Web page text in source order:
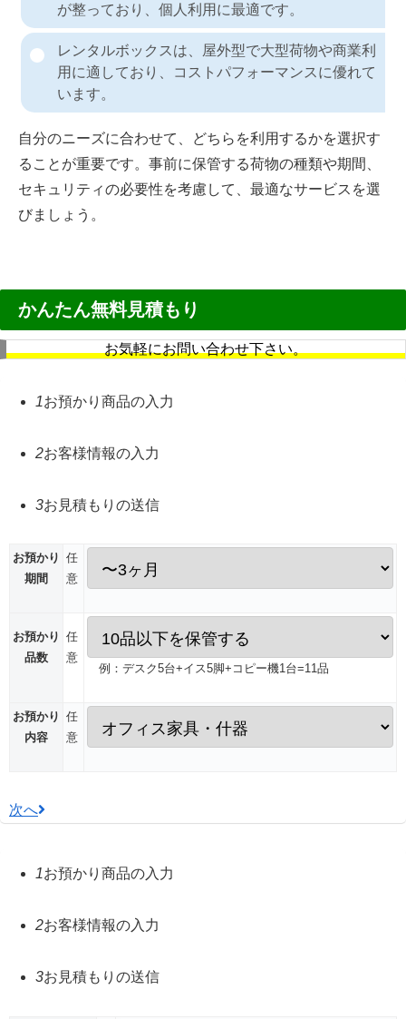
が整っており、個人利用に最適です。
レンタルボックスは、屋外型で大型荷物や商業利
用に適しており、コストパフォーマンスに優れて
います。
自分のニーズに合わせて、どちらを利用するかを選択す
ることが重要です。事前に保管する荷物の種類や期間、
セキュリティの必要性を考慮して、最適なサービスを選
びましょう。
かんたん無料見積もり
お気軽にお問い合わせ下さい。
1お預かり商品の入力
2お客様情報の入力
3お見積もりの送信
お預かり
期間
任
意
お預かり
品数
任
意
例：デスク5台+イス5脚+コピー機1台=11品
お預かり
内容
任
意
次へ
1お預かり商品の入力
2お客様情報の入力
3お見積もりの送信